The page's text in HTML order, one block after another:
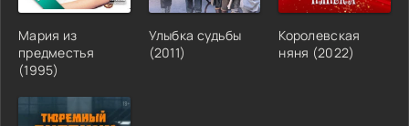
Мария из
предместья
(1995)
Улыбка судьбы
(2011)
Королевская
няня (2022)